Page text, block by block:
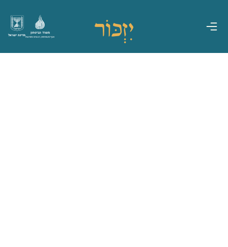
מדינת ישראל
משרד הביטחון
אגף משפחות, הנצחה ומורשת